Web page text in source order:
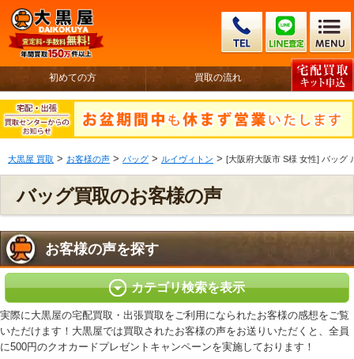
初めての方 買取の流れ
大黒屋 買取 > お客様の声 > バッグ > ルイヴィトン > [大阪府大阪市 S様 女性] バッグ
バッグ買取のお客様の声
お客様の声を探す
カテゴリ検索を表示
実際に大黒屋の宅配買取・出張買取をご利用になられたお客様の感想をご覧
いただけます！大黒屋では買取されたお客様の声をお送りいただくと、全員
に500円のクオカードプレゼントキャンペーンを実施しております！